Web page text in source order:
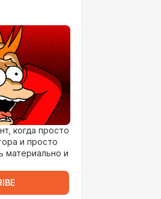
когда просто
и просто
материально и